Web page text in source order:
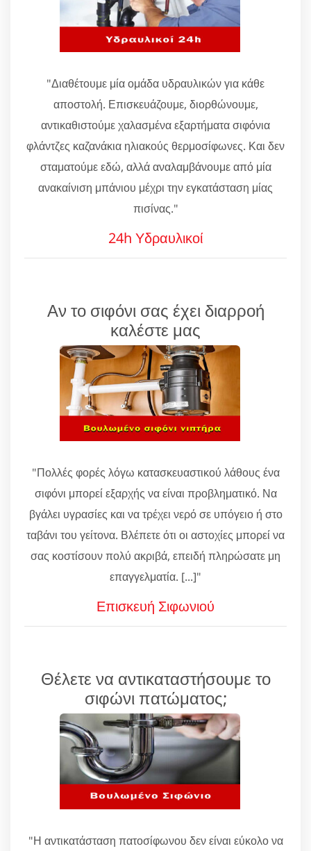
"Διαθέτουμε μία ομάδα υδραυλικών για κάθε
αποστολή. Επισκευάζουμε, διορθώνουμε,
αντικαθιστούμε χαλασμένα εξαρτήματα σιφόνια
φλάντζες καζανάκια ηλιακούς θερμοσίφωνες. Και δεν
σταματούμε εδώ, αλλά αναλαμβάνουμε από μία
ανακαίνιση μπάνιου μέχρι την εγκατάσταση μίας
πισίνας."
24h Υδραυλικοί
Αν το σιφόνι σας έχει διαρροή
καλέστε μας
"Πολλές φορές λόγω κατασκευαστικού λάθους ένα
σιφόνι μπορεί εξαρχής να είναι προβληματικό. Να
βγάλει υγρασίες και να τρέχει νερό σε υπόγειο ή στο
ταβάνι του γείτονα. Βλέπετε ότι οι αστοχίες μπορεί να
σας κοστίσουν πολύ ακριβά, επειδή πληρώσατε μη
επαγγελματία. [...]"
Επισκευή Σιφωνιού
Θέλετε να αντικαταστήσουμε το
σιφώνι πατώματος;
"Η αντικατάσταση πατοσίφωνου δεν είναι εύκολο να